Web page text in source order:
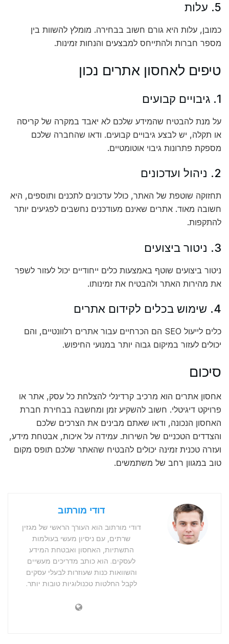
5. עלות
כמובן, עלות היא גורם חשוב בבחירה. מומלץ להשוות בין
מספר חברות ולהתייחס למבצעים והנחות זמינות.
טיפים לאחסון אתרים נכון
1. גיבויים קבועים
על מנת להבטיח שהמידע שלכם לא יאבד במקרה של קריסה
או תקלה, יש לבצע גיבויים קבועים. ודאו שהחברה שלכם
מספקת פתרונות גיבוי אוטומטיים.
2. ניהול ועדכונים
תחזוקה שוטפת של האתר, כולל עדכונים לתכנים ותוספים, היא
חשובה מאוד. אתרים שאינם מעודכנים נחשבים לפגיעים יותר
להתקפות.
3. ניטור ביצועים
ניטור ביצועים שוטף באמצעות כלים ייחודיים יכול לעזור לשפר
את מהירות האתר ולהבטיח את זמינותו.
4. שימוש בכלים לקידום אתרים
כלים לייעול SEO הם הכרחיים עבור אתרים רלוונטיים, והם
יכולים לעזור במיקום גבוה יותר במנועי החיפוש.
סיכום
אחסון אתרים הוא מרכיב קרדינלי להצלחת כל עסק, אתר או
פרויקט דיגיטלי. חשוב להשקיע זמן ומחשבה בבחירת חברת
האחסון הנכונה, ודאו שאתם מבינים את הצרכים שלכם
והצדדים הטכניים של השירות. עמידה על איכות, אבטחת מידע,
ועזרה טכנית זמינה יכולים להבטיח שהאתר שלכם תופס מקום
טוב במגוון רחב של משתמשים.
דודי מורתוב
דודי מורתוב הוא העורך הראשי של מגזין
שרתים, עם ניסיון מעשי בעולמות
התשתיות, האחסון ואבטחת המידע
לעסקים. הוא כותב מדריכים מעשיים
והשוואות כנות שעוזרות לבעלי עסקים
לקבל החלטות טכנולוגיות טובות יותר.